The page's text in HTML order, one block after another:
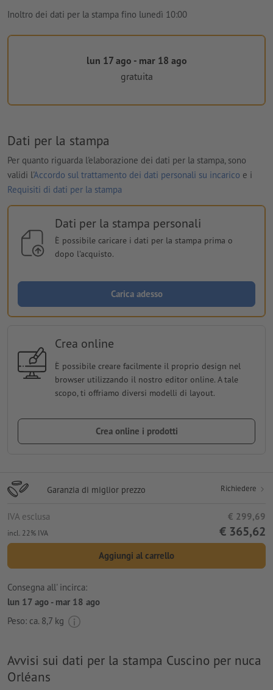
Inoltro dei dati per la stampa fino lunedì 10:00
lun 17 ago - mar 18 ago
gratuita
Dati per la stampa
Per quanto riguarda l'elaborazione dei dati per la stampa, sono
validi l'Accordo sul trattamento dei dati personali su incarico e i
Requisiti di dati per la stampa
Dati per la stampa personali
È possibile caricare i dati per la stampa prima o
dopo l'acquisto.
Carica adesso
Crea online
È possibile creare facilmente il proprio design nel
browser utilizzando il nostro editor online. A tale
scopo, ti offriamo diversi modelli di layout.
Crea online i prodotti
Garanzia di miglior prezzo Richiedere
IVA esclusa € 299,69
incl. 22% IVA € 365,62
Aggiungi al carrello
Consegna all' incirca:
lun 17 ago - mar 18 ago
Peso: ca. 8,7 kg
Avvisi sui dati per la stampa Cuscino per nuca
Orléans